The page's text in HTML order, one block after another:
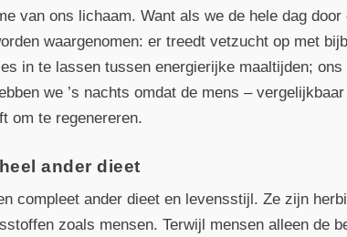
van ons lichaam. Want als we de hele dag
waargenomen: er treedt vetzucht op met
in te lassen tussen energierijke maaltijden;
we ’s nachts omdat de mens –
om te regenereren.
ander dieet
compleet ander dieet en levensstijl. Ze zijn
zoals mensen. Terwijl mensen alleen de